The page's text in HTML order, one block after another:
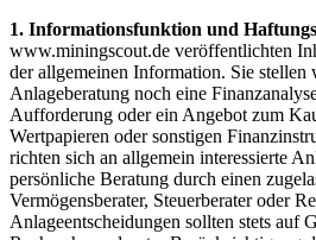
1. Informationsfunktion und
www.miningscout.de veröffentlichten
der allgemeinen Information. Sie
Anlageberatung noch eine
Aufforderung oder ein Angebot zum
Wertpapieren oder sonstigen
richten sich an allgemein interessierte
persönliche Beratung durch einen
Vermögensberater, Steuerberater oder
Anlageentscheidungen sollten stets auf